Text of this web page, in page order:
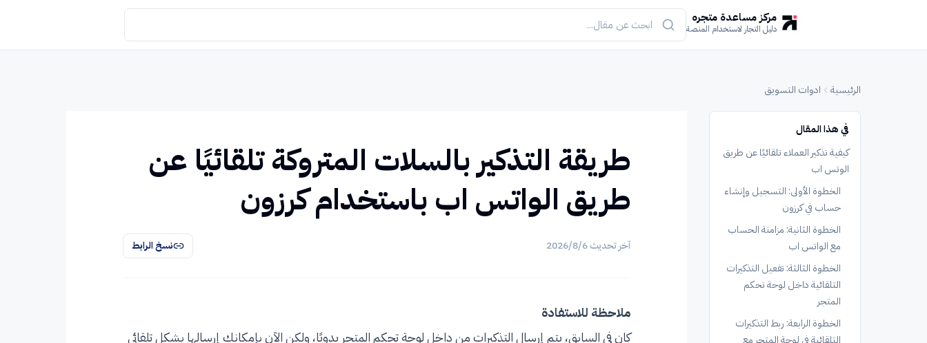
مركز مساعدة متجره
دليل التجار لاستخدام المنصة
الرئيسية ادوات التسويق
في هذا المقال
كيفية تذكير العملاء تلقائيًا عن طريق
الوتس اب
الخطوة الأولى: التسجيل وإنشاء
حساب في كرزون
الخطوة الثانية: مزامنة الحساب
مع الواتس اب
الخطوة الثالثة: تفعيل التذكيرات
التلقائية داخل لوحة تحكم
المتجر
الخطوة الرابعة: ربط التذكيرات
التلقائية في لوحة المتجر مع
طريقة التذكير بالسلات المتروكة تلقائيًا عن
طريق الواتس اب باستخدام كرزون
آخر تحديث6‏/8‏/2026 نسخ الرابط
ملاحظة للاستفادة
كان في السابق، يتم إرسال التذكيرات من داخل لوحة تحكم المتجر يدويًا، ولكن الآن بإمكانك إرسالها بشكل تلقائي